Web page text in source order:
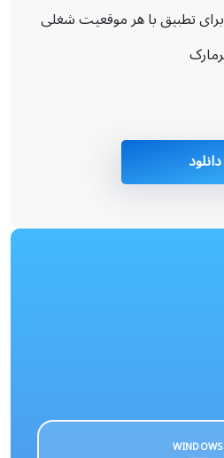
تطبیق با هر موقعیت شغلی
دانلود
WINDOWS